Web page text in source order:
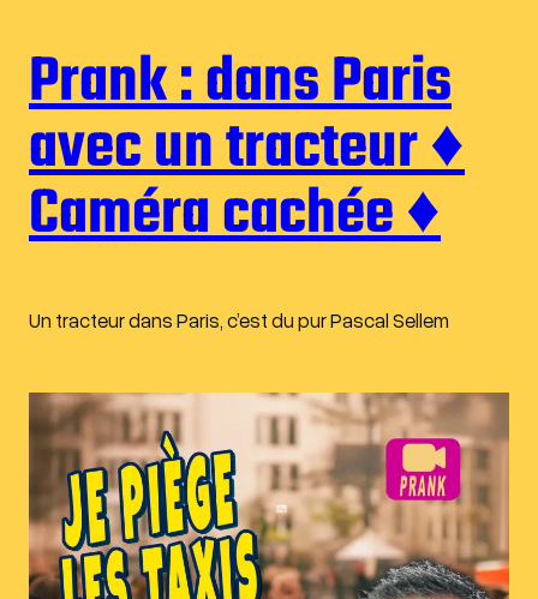
Prank : dans Paris
avec un tracteur ♦︎
Caméra cachée ♦︎
Un tracteur dans Paris, c’est du pur Pascal Sellem